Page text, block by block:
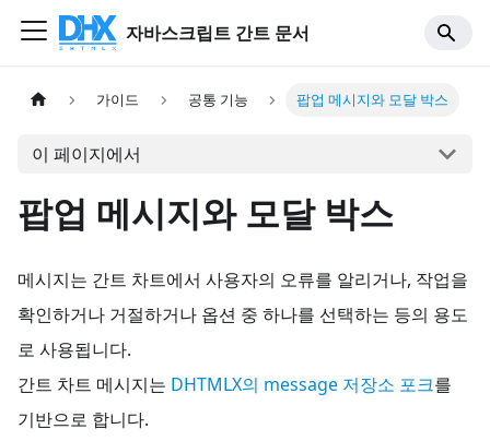
자바스크립트 간트 문서
가이드 공통 기능 팝업 메시지와 모달 박스
이 페이지에서
팝업 메시지와 모달 박스
메시지는 간트 차트에서 사용자의 오류를 알리거나, 작업을
확인하거나 거절하거나 옵션 중 하나를 선택하는 등의 용도
로 사용됩니다.
간트 차트 메시지는 DHTMLX의 message 저장소 포크를
기반으로 합니다.